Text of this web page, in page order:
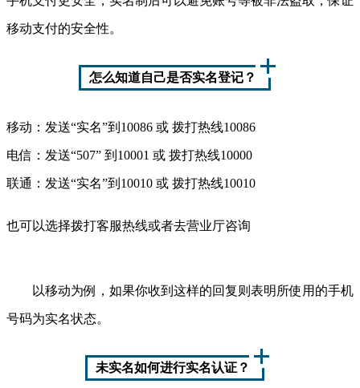
移动支付的安全性。
怎么知道自己是否实名登记？
移动：发送“实名”到10086 或 拨打热线10086
电信：发送“507” 到10001 或 拨打热线10000
联通：发送“实名”到10010 或 拨打热线10010
也可以选择拨打客服热线或者去营业厅咨询
以移动为例，如果你收到这样的回复则表明所使用的手机
号码为实名状态。
未实名如何进行实名认证？